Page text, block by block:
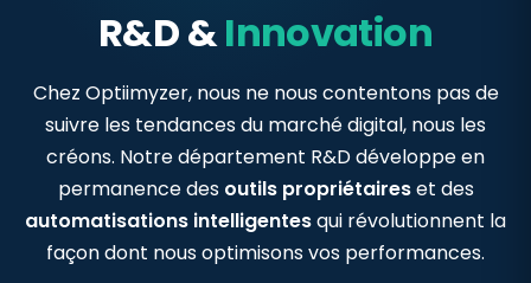
R&D &Innovation
Chez Optiimyzer, nous ne nous contentons pas de
suivre les tendances du marché digital, nous les
créons. Notre département R&D développe en
permanence des outils propriétaireset des
automatisations intelligentesqui révolutionnent la
façon dont nous optimisons vos performances.